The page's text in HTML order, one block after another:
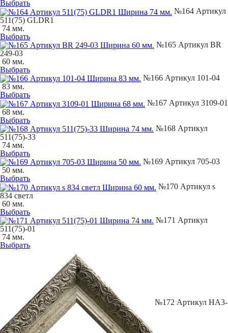
Выбрать
№164 Артикул
511(75) GLDR1
74 мм.
Выбрать
№165 Артикул BR
249-03
60 мм.
Выбрать
№166 Артикул 101-04
83 мм.
Выбрать
№167 Артикул 3109-01
68 мм.
Выбрать
№168 Артикул
511(75)-33
74 мм.
Выбрать
№169 Артикул 705-03
50 мм.
Выбрать
№170 Артикул s
834 светл
60 мм.
Выбрать
№171 Артикул
511(75)-01
74 мм.
Выбрать
№172 Артикул НА3-